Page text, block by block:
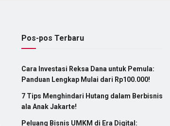
Pos-pos Terbaru
Cara Investasi Reksa Dana untuk Pemula:
Panduan Lengkap Mulai dari Rp100.000!
7 Tips Menghindari Hutang dalam Berbisnis
ala Anak Jakarte!
Peluang Bisnis UMKM di Era Digital: